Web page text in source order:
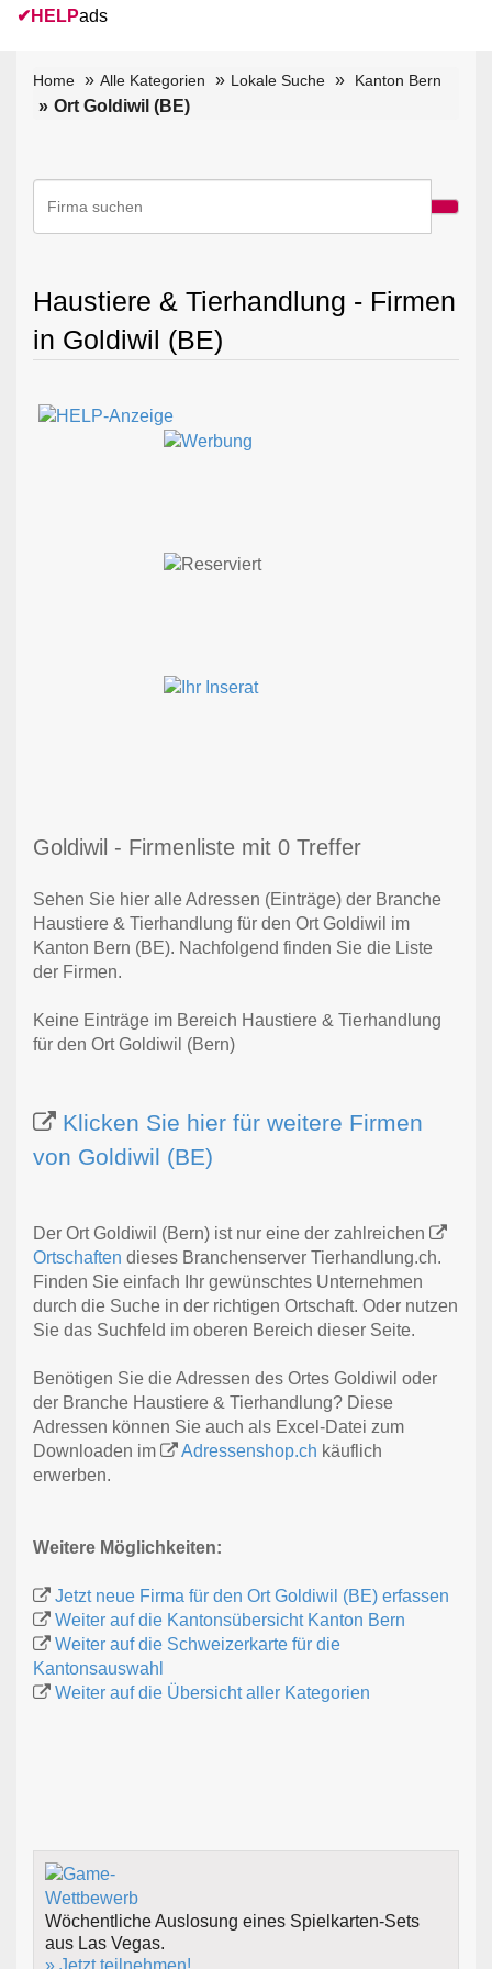
✔ HELPads
Home Alle Kategorien Lokale Suche Kanton Bern
Ort Goldiwil (BE)
Haustiere & Tierhandlung - Firmen
in Goldiwil (BE)
Goldiwil - Firmenliste mit 0 Treffer
Sehen Sie hier alle Adressen (Einträge) der Branche
Haustiere & Tierhandlung für den Ort Goldiwil im
Kanton Bern (BE). Nachfolgend finden Sie die Liste
der Firmen.
Keine Einträge im Bereich Haustiere & Tierhandlung
für den Ort Goldiwil (Bern)
Klicken Sie hier für weitere Firmen
von Goldiwil (BE)
Der Ort Goldiwil (Bern) ist nur eine der zahlreichen
Ortschaften dieses Branchenserver Tierhandlung.ch.
Finden Sie einfach Ihr gewünschtes Unternehmen
durch die Suche in der richtigen Ortschaft. Oder nutzen
Sie das Suchfeld im oberen Bereich dieser Seite.
Benötigen Sie die Adressen des Ortes Goldiwil oder
der Branche Haustiere & Tierhandlung? Diese
Adressen können Sie auch als Excel-Datei zum
Downloaden im
Adressenshop.ch käuflich
erwerben.
Weitere Möglichkeiten:
Jetzt neue Firma für den Ort Goldiwil (BE) erfassen
Weiter auf die Kantonsübersicht Kanton Bern
Weiter auf die Schweizerkarte für die
Kantonsauswahl
Weiter auf die Übersicht aller Kategorien
Wöchentliche Auslosung eines Spielkarten-Sets
aus Las Vegas.